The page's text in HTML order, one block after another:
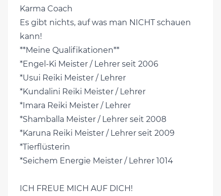
Karma Coach
Es gibt nichts, auf was man NICHT schauen
kann!
**Meine Qualifikationen**
*Engel-Ki Meister / Lehrer seit 2006
*Usui Reiki Meister / Lehrer
*Kundalini Reiki Meister / Lehrer
*Imara Reiki Meister / Lehrer
*Shamballa Meister / Lehrer seit 2008
*Karuna Reiki Meister / Lehrer seit 2009
*Tierflüsterin
*Seichem Energie Meister / Lehrer 1014
ICH FREUE MICH AUF DICH!